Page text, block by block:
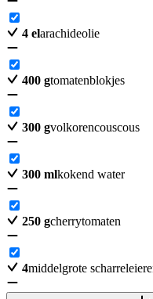
4 elarachideolie
400 gtomatenblokjes
300 gvolkorencouscous
300 mlkokend water
250 gcherrytomaten
4middelgrote